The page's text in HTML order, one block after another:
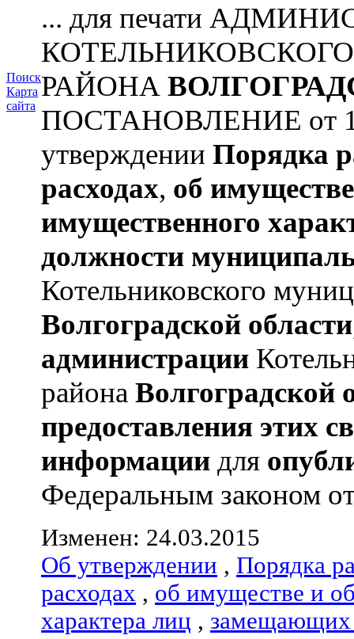
Поиск
Карта
сайта
... для печати
РАЙОНА
ПОСТАНОВЛЕНИЕ от
утверждении Порядка
расходах, об
имущественного
должности
Котельниковского
Волгоградской области
администрации
района Волгоградской
предоставления этих
информации для
Федеральным законом
Изменен: 24.03.2015
Об утверждении , Порядка
расходах , об имуществе и
характера лиц , замещающих